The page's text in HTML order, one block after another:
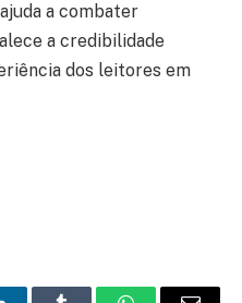
a combater
a credibilidade
dos leitores em